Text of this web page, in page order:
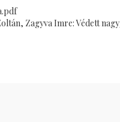
Zagyva Imre: Védett